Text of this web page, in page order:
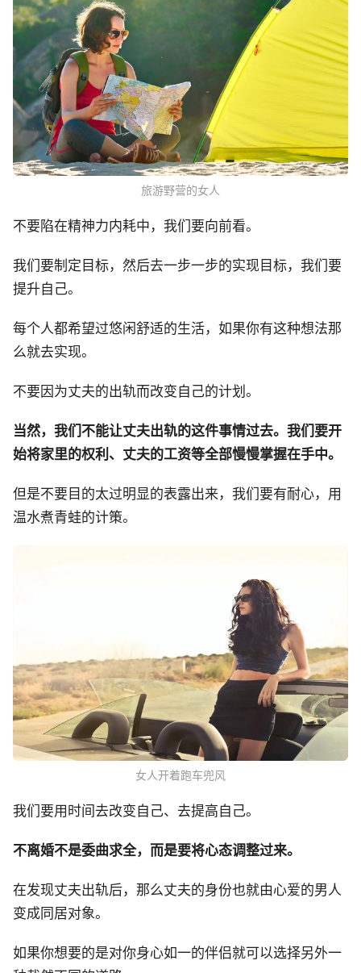
旅游野营的女人
不要陷在精神力内耗中，我们要向前看。
我们要制定目标，然后去一步一步的实现目标，我们要
提升自己。
每个人都希望过悠闲舒适的生活，如果你有这种想法那
么就去实现。
不要因为丈夫的出轨而改变自己的计划。
当然，我们不能让丈夫出轨的这件事情过去。我们要开
始将家里的权利、丈夫的工资等全部慢慢掌握在手中。
但是不要目的太过明显的表露出来，我们要有耐心，用
温水煮青蛙的计策。
女人开着跑车兜风
我们要用时间去改变自己、去提高自己。
不离婚不是委曲求全，而是要将心态调整过来。
在发现丈夫出轨后，那么丈夫的身份也就由心爱的男人
变成同居对象。
如果你想要的是对你身心如一的伴侣就可以选择另外一